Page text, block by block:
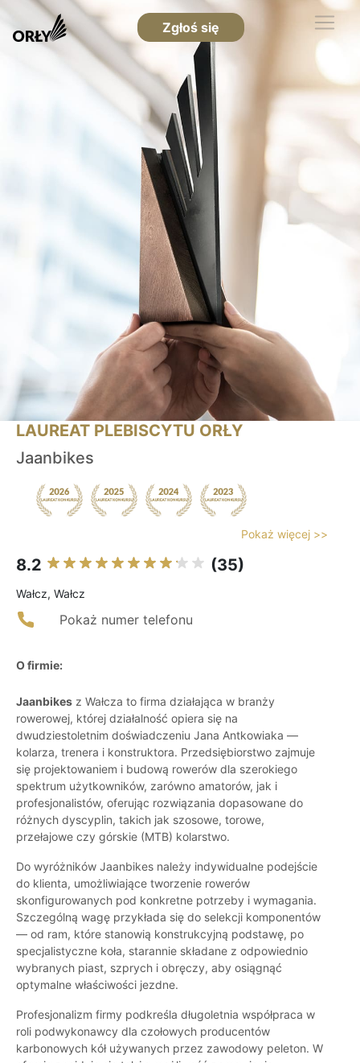
Zgłoś się
LAUREAT PLEBISCYTU ORŁY
Jaanbikes
Pokaż więcej >>
8.2 (35)
Wałcz, Wałcz
Pokaż numer telefonu
O firmie:
Jaanbikes z Wałcza to firma działająca w branży
rowerowej, której działalność opiera się na
dwudziestoletnim doświadczeniu Jana Antkowiaka —
kolarza, trenera i konstruktora. Przedsiębiorstwo zajmuje
się projektowaniem i budową rowerów dla szerokiego
spektrum użytkowników, zarówno amatorów, jak i
profesjonalistów, oferując rozwiązania dopasowane do
różnych dyscyplin, takich jak szosowe, torowe,
przełajowe czy górskie (MTB) kolarstwo.
Do wyróżników Jaanbikes należy indywidualne podejście
do klienta, umożliwiające tworzenie rowerów
skonfigurowanych pod konkretne potrzeby i wymagania.
Szczególną wagę przykłada się do selekcji komponentów
— od ram, które stanowią konstrukcyjną podstawę, po
specjalistyczne koła, starannie składane z odpowiednio
wybranych piast, szprych i obręczy, aby osiągnąć
optymalne właściwości jezdne.
Profesjonalizm firmy podkreśla długoletnia współpraca w
roli podwykonawcy dla czołowych producentów
karbonowych kół używanych przez zawodowy peleton. W